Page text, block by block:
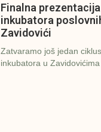
Finalna
inkubatora
Zavidovići
Zatvaramo još jedan
inkubatora u